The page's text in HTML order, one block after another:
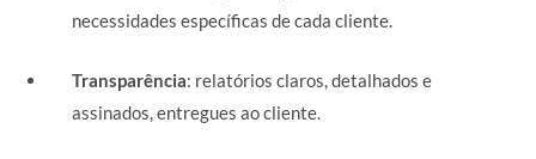
necessidades específicas de cada cliente.
Transparência: relatórios claros, detalhados e
assinados, entregues ao cliente.